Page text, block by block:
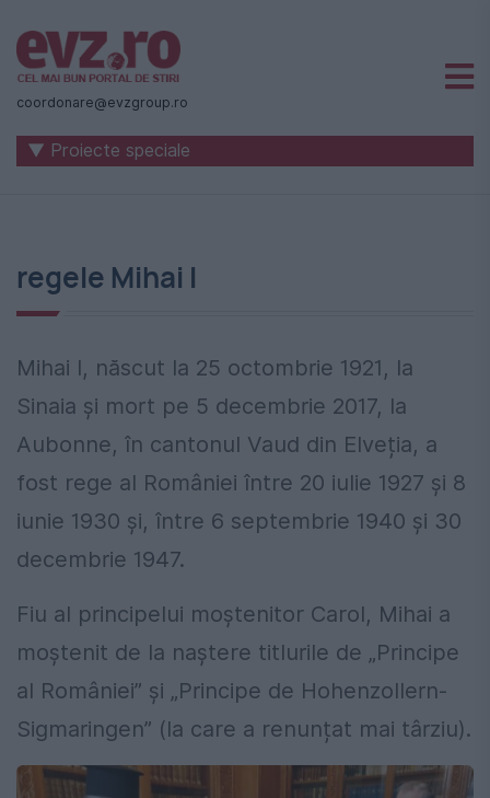
Știri
naționale
internaționale
-
Evenimentul
Zilei
coordonare@evzgroup.ro
▼ Proiecte speciale
regele Mihai I
Mihai I, născut la 25 octombrie 1921, la
Sinaia și mort pe 5 decembrie 2017, la
Aubonne, în cantonul Vaud din Elveția, a
fost rege al României între 20 iulie 1927 și 8
iunie 1930 și, între 6 septembrie 1940 și 30
decembrie 1947.
Fiu al principelui moștenitor Carol, Mihai a
moștenit de la naștere titlurile de „Principe
al României” și „Principe de Hohenzollern-
Sigmaringen” (la care a renunțat mai târziu).